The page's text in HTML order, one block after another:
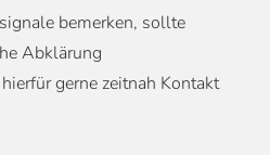
bemerken, sollte
Abklärung
gerne zeitnah Kontakt